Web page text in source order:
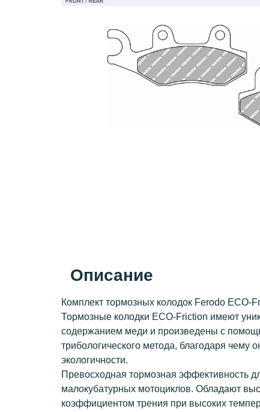
Описание
Комплект тормозных колодок Ferodo ECO-
Тормозные колодки ECO-Friction имеют
содержанием меди и произведены с
трибологического метода, благодаря чему
экологичности.
Превосходная тормозная эффективность
малокубатурных мотоциклов. Обладают
коэффициентом трения при высоких